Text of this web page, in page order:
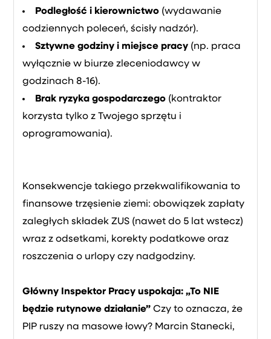
Podległość i kierownictwo(wydawanie
codziennych poleceń, ścisły nadzór).
Sztywne godziny i miejsce pracy(np. praca
wyłącznie w biurze zleceniodawcy w
godzinach 8-16).
Brak ryzyka gospodarczego(kontraktor
korzysta tylko z Twojego sprzętu i
oprogramowania).
Konsekwencje takiego przekwalifikowania to
finansowe trzęsienie ziemi: obowiązek zapłaty
zaległych składek ZUS (nawet do 5 lat wstecz)
wraz z odsetkami, korekty podatkowe oraz
roszczenia o urlopy czy nadgodziny.
Główny Inspektor Pracy uspokaja: „To NIE
będzie rutynowe działanie”Czy to oznacza, że
PIP ruszy na masowe łowy? Marcin Stanecki,